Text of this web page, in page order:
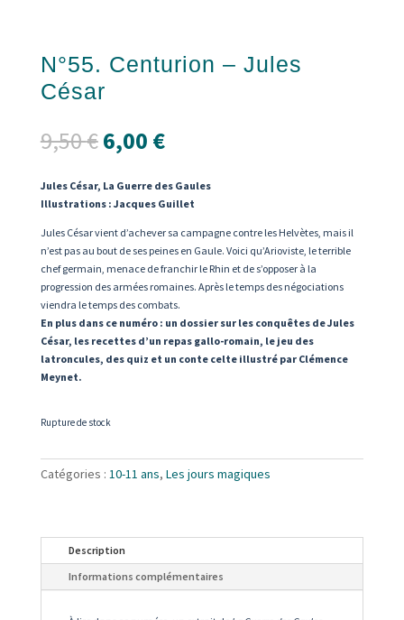
N°55. Centurion – Jules
César
9,50€Le
prix
initial
était :
9,50 €.
6,00 €Le
prix
actuel
est :
6,00 €.
Jules César, La Guerre des Gaules
Illustrations : Jacques Guillet
Jules César vient d’achever sa campagne contre les Helvètes, mais il
n’est pas au bout de ses peines en Gaule. Voici qu’Arioviste, le terrible
chef germain, menace de franchir le Rhin et de s’opposer à la
progression des armées romaines. Après le temps des négociations
viendra le temps des combats.
En plus dans ce numéro : un dossier sur les conquêtes de Jules
César, les recettes d’un repas gallo-romain, le jeu des
latroncules, des quiz et un conte celte illustré par Clémence
Meynet.
Rupture de stock
Catégories : 10-11 ans, Les jours magiques
Description
Informations complémentaires